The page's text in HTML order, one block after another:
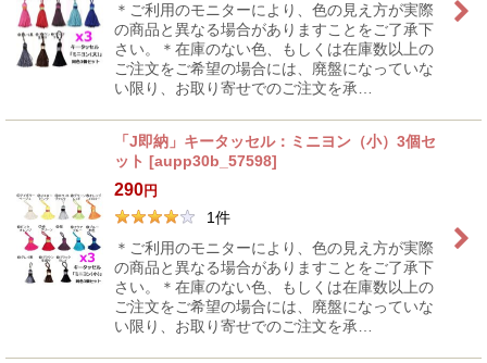
＊ご利用のモニターにより、色の見え方が実際
の商品と異なる場合がありますことをご了承下
さい。＊在庫のない色、もしくは在庫数以上の
ご注文をご希望の場合には、廃盤になっていな
い限り、お取り寄せでのご注文を承…
「J即納」キータッセル：ミニヨン（小）3個セ
ット [aupp30b_57598]
290円
1件
＊ご利用のモニターにより、色の見え方が実際
の商品と異なる場合がありますことをご了承下
さい。＊在庫のない色、もしくは在庫数以上の
ご注文をご希望の場合には、廃盤になっていな
い限り、お取り寄せでのご注文を承…